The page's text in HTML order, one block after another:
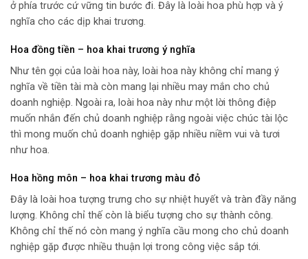
ở phía trước cứ vững tin bước đi. Đây là loài hoa phù hợp và ý
nghĩa cho các dịp khai trương.
Hoa đồng tiền – hoa khai trương ý nghĩa
Như tên gọi của loài hoa này, loài hoa này không chỉ mang ý
nghĩa về tiền tài mà còn mang lại nhiều may mắn cho chủ
doanh nghiệp. Ngoài ra, loài hoa này như một lời thông điệp
muốn nhắn đến chủ doanh nghiệp rằng ngoài việc chúc tài lộc
thì mong muốn chủ doanh nghiệp gặp nhiều niềm vui và tươi
như hoa.
Hoa hồng môn – hoa khai trương màu đỏ
Đây là loài hoa tượng trưng cho sự nhiệt huyết và tràn đầy năng
lượng. Không chỉ thế còn là biểu tượng cho sự thành công.
Không chỉ thế nó còn mang ý nghĩa cầu mong cho chủ doanh
nghiệp gặp được nhiều thuận lợi trong công việc sắp tới.